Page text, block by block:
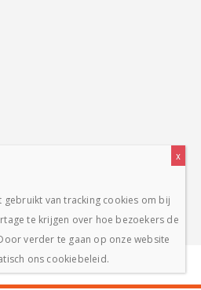
Fenix Services B.V.
gebruikt van tracking cookies om bij
te krijgen over hoe bezoekers de
verder te gaan op onze website
ons cookiebeleid.